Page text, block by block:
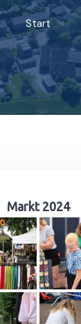
Start
Markt 2024